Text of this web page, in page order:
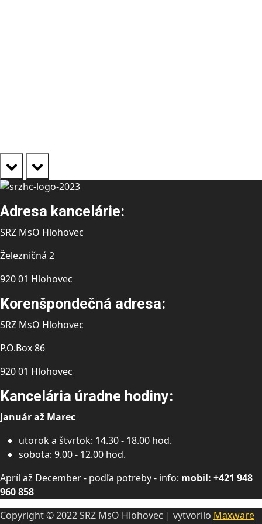
prev next
Adresa kancelárie:
SRZ MsO Hlohovec
Železničná 2
920 01 Hlohovec
Korenšpondečná adresa:
SRZ MsO Hlohovec
P.O.Box 86
920 01 Hlohovec
Kancelária úradne hodiny:
Január až Marec
utorok a štvrtok: 14.30 - 18.00 hod.
sobota: 9.00 - 12.00 hod.
Apríl až December - podľa potreby - info: mobil: +421 948
960 858
Copyright © 2022 SRZ MsO Hlohovec | vytvorilo Maxware